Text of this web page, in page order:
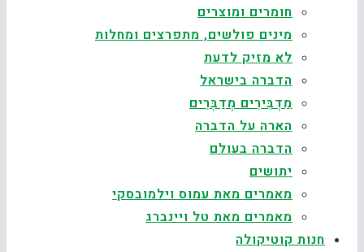
חומרים ומוצרים
מינים פולשים, מתפרצים ומחלות
לא מזיק לדעת
הדברה בישראל
מַדְבִּירִים מְדַבְּרִים
הארה על הדברה
הדברה בעולם
יתושים
מאמרים מאת עמוס וילמובסקי
מאמרים מאת טל ויינברג
חנות קוטיקולה